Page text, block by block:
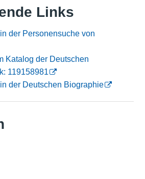
Links
der Personensuche von
Katalog der Deutschen
119158981
der Deutschen Biographie